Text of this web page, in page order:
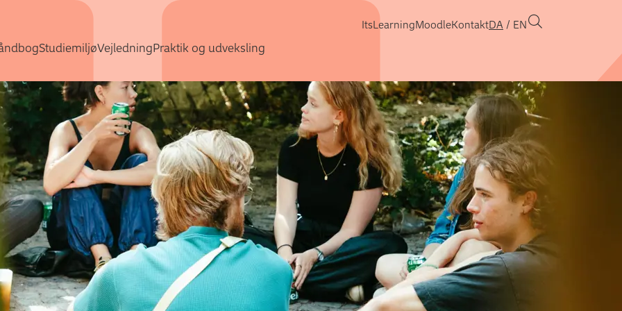
Gå direkte til indhold
StudiemiljøVejledningPraktik og udveksling
ItsLearningMoodleKontaktDA EN